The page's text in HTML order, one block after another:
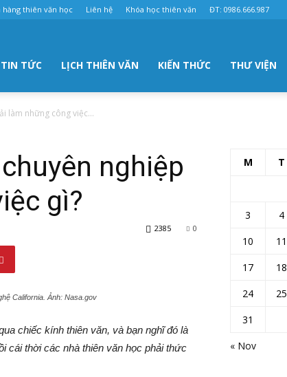
hàng thiên văn học Liên hệ Khóa học thiên văn ĐT: 0986.666.987
TIN TỨC LỊCH THIÊN VĂN KIẾN THỨC THƯ VIỆN
làm những công việc...
nghiệp
gì?
0
2385
California. Ảnh: Nasa.gov
chiếc kính thiên văn, và bạn nghĩ đó là
cái thời các nhà thiên văn học phải thức
M T
« Nov
3
4
10
11
17
18
24
25
31